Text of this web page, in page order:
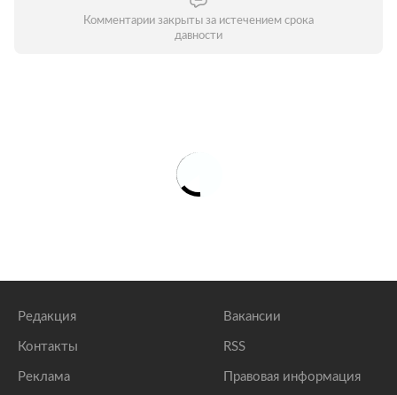
Комментарии закрыты за истечением срока
давности
Редакция
Контакты
Реклама
Вакансии
RSS
Правовая информация